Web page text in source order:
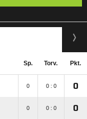
Sp. Torv. Pkt.
0 0 : 0 0
0 0 : 0 0